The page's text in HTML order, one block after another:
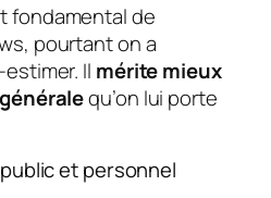
fondamental de
pourtant on a
Il mérite mieux
qu’on lui porte
et personnel